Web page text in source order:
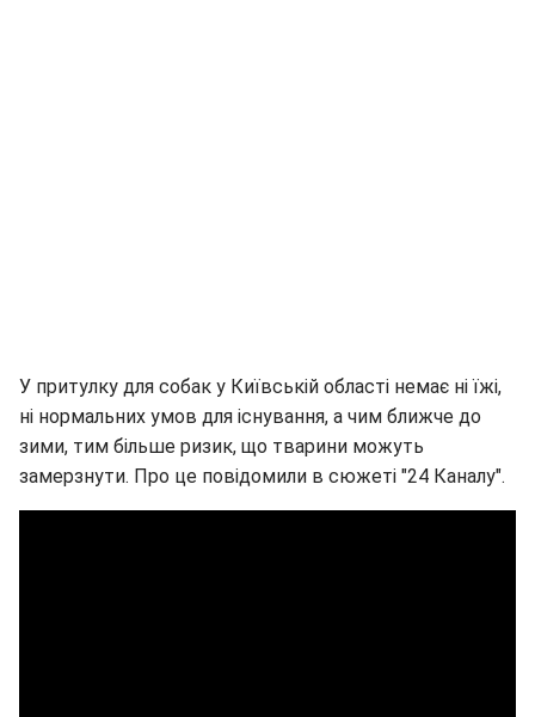
У притулку для собак у Київській області немає ні їжі,
ні нормальних умов для існування, а чим ближче до
зими, тим більше ризик, що тварини можуть
замерзнути. Про це повідомили в сюжеті "24 Каналу".